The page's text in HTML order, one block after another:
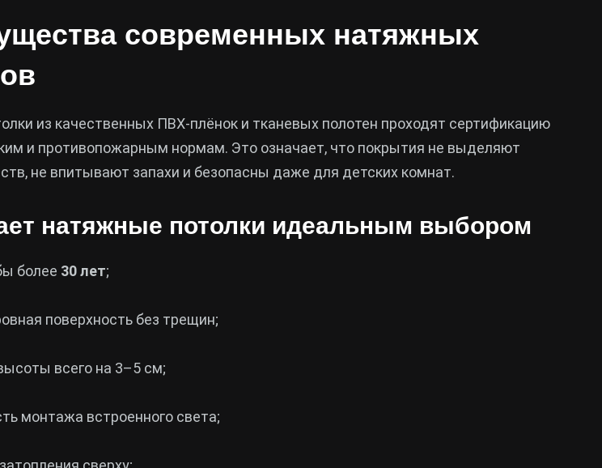
современных натяжных
из качественных ПВХ-плёнок и тканевых полотен проходят сертификацию
и противопожарным нормам. Это означает, что покрытия не выделяют
не впитывают запахи и безопасны даже для детских комнат.
натяжные потолки идеальным выбором
более 30 лет;
поверхность без трещин;
всего на 3–5 см;
монтажа встроенного света;